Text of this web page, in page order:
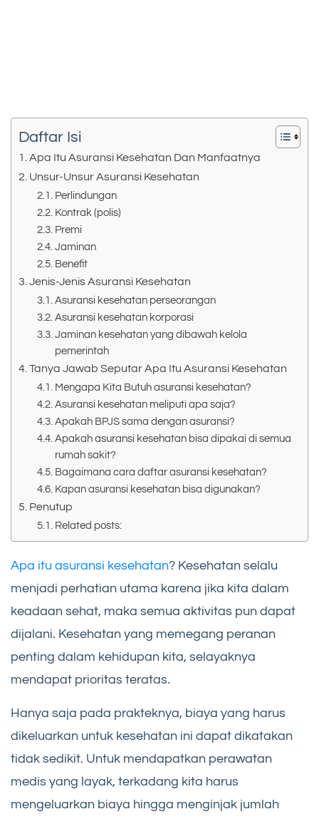
Daftar Isi
Apa Itu Asuransi Kesehatan Dan Manfaatnya
Unsur-Unsur Asuransi Kesehatan
Perlindungan
Kontrak (polis)
Premi
Jaminan
Benefit
Jenis-Jenis Asuransi Kesehatan
Asuransi kesehatan perseorangan
Asuransi kesehatan korporasi
Jaminan kesehatan yang dibawah kelola
pemerintah
Tanya Jawab Seputar Apa Itu Asuransi Kesehatan
Mengapa Kita Butuh asuransi kesehatan?
Asuransi kesehatan meliputi apa saja?
Apakah BPJS sama dengan asuransi?
Apakah asuransi kesehatan bisa dipakai di semua
rumah sakit?
Bagaimana cara daftar asuransi kesehatan?
Kapan asuransi kesehatan bisa digunakan?
Penutup
Related posts:
Apa itu asuransi kesehatan? Kesehatan selalu
menjadi perhatian utama karena jika kita dalam
keadaan sehat, maka semua aktivitas pun dapat
dijalani. Kesehatan yang memegang peranan
penting dalam kehidupan kita, selayaknya
mendapat prioritas teratas.
Hanya saja pada prakteknya, biaya yang harus
dikeluarkan untuk kesehatan ini dapat dikatakan
tidak sedikit. Untuk mendapatkan perawatan
medis yang layak, terkadang kita harus
mengeluarkan biaya hingga menginjak jumlah